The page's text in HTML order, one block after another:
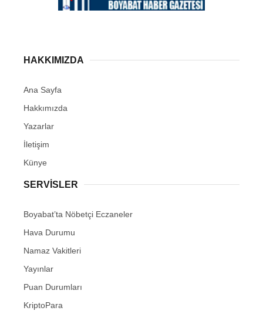
HAKKIMIZDA
Ana Sayfa
Hakkımızda
Yazarlar
İletişim
Künye
SERVISLER
Boyabat’ta Nöbetçi Eczaneler
Hava Durumu
Namaz Vakitleri
Yayınlar
Puan Durumları
KriptoPara